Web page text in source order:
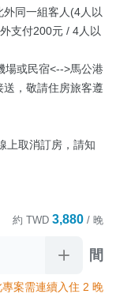
同一組客人(4人以
支付200元 / 4人以
場或民宿<-->馬公港
，敬請住房旅客遵
上取消訂房，請知
約 TWD 3,880 / 晚
間
案需連續入住 2 晚